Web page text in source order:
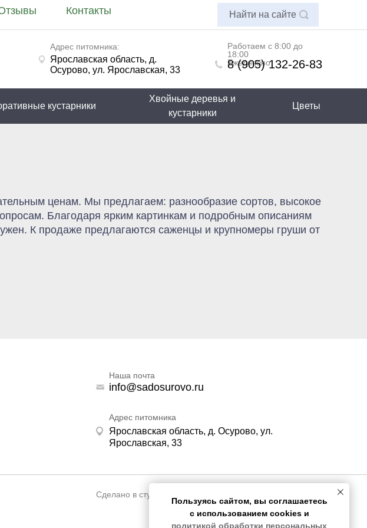
Найти на сайте
Адрес питомника:
Работаем с 8:00 до
18:00
Ежедневно
Контакты
Ярославская область, д.
Осурово, ул. Ярославская, 33
8 (905) 132-26-83
кустарники
Хвойные деревья и
кустарники
Цветы
ценам. Мы предлагаем: разнообразие сортов, высокое
Благодаря ярким картинкам и подробным описаниям
К продаже предлагаются саженцы и крупномеры груши от
Наша почта
info@sadosurovo.ru
Адрес питомника
Ярославская область, д. Осурово, ул.
Ярославская, 33
Сделано в студии
Пользуясь сайтом, вы соглашаетесь
с использованием cookies и
политикой обработки персональных